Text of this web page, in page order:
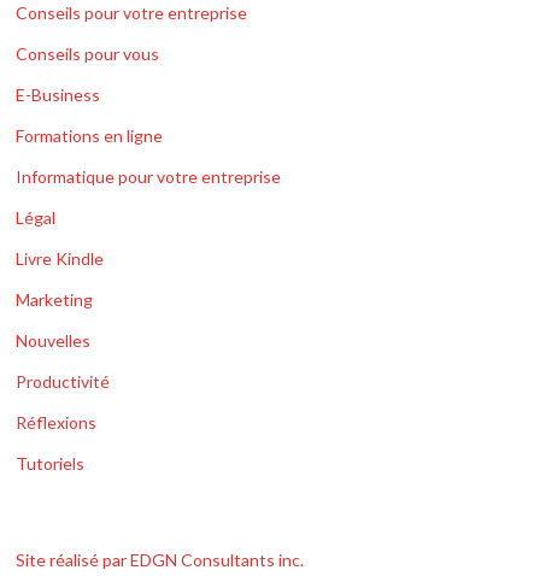
Conseils pour votre entreprise
Conseils pour vous
E-Business
Formations en ligne
Informatique pour votre entreprise
Légal
Livre Kindle
Marketing
Nouvelles
Productivité
Réflexions
Tutoriels
Site réalisé par EDGN Consultants inc.